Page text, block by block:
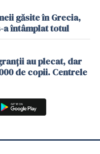
găsite în Grecia,
a întâmplat totul
au plecat, dar
de copii. Centrele